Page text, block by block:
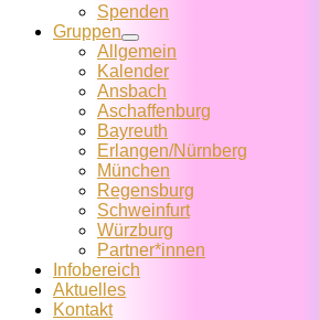
Spenden
Gruppen
Allgemein
Kalender
Ansbach
Aschaffenburg
Bayreuth
Erlangen/Nürnberg
München
Regensburg
Schweinfurt
Würzburg
Partner*innen
Infobereich
Aktuelles
Kontakt